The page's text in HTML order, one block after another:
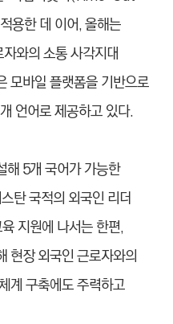
용한 데 이어, 올해는
와의 소통 사각지대
모바일 플랫폼을 기반으로
언어로 제공하고 있다.
해 5개 국어가 가능한
탄 국적의 외국인 리더
지원에 나서는 한편,
현장 외국인 근로자와의
계 구축에도 주력하고